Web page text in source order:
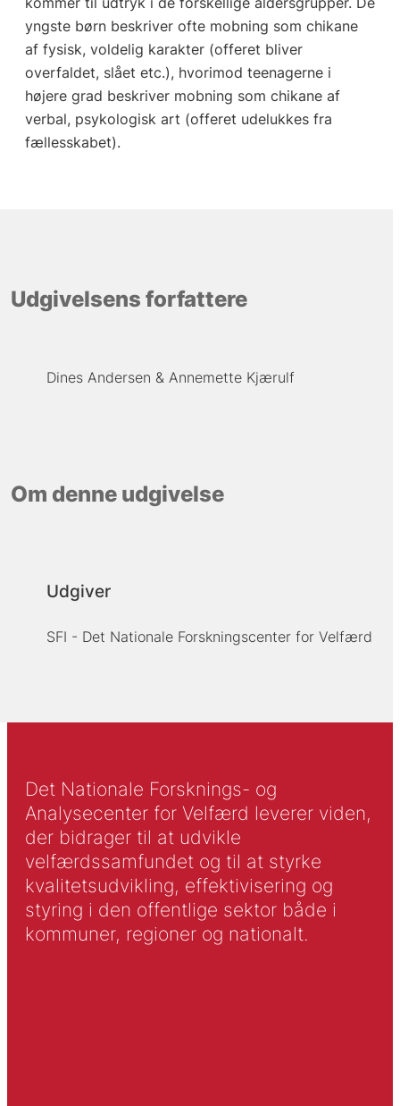
yngste børn beskriver ofte mobning som chikane
af fysisk, voldelig karakter (offeret bliver
overfaldet, slået etc.), hvorimod teenagerne i
højere grad beskriver mobning som chikane af
verbal, psykologisk art (offeret udelukkes fra
fællesskabet).
Udgivelsens forfattere
Dines Andersen Annemette Kjærulf
Om denne udgivelse
Udgiver
SFI - Det Nationale Forskningscenter for Velfærd
Det Nationale Forsknings- og
Analysecenter for Velfærd leverer viden,
der bidrager til at udvikle
velfærdssamfundet og til at styrke
kvalitetsudvikling, effektivisering og
styring i den offentlige sektor både i
kommuner, regioner og nationalt.